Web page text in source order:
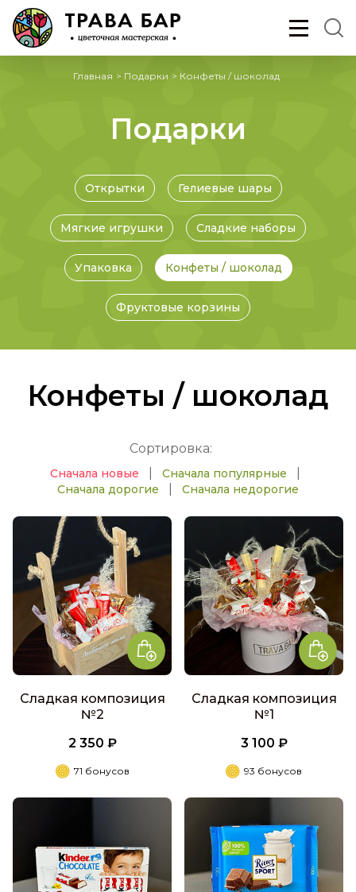
Главная > Подарки > Конфеты / шоколад
Подарки
Открытки Гелиевые шары
Мягкие игрушки Сладкие наборы
Упаковка Конфеты / шоколад
Фруктовые корзины
Конфеты / шоколад
Сортировка:
Сначала новые Сначала популярные
Сначала дорогие Сначала недорогие
Сладкая композиция
№2
2 350 ₽
71 бонусов
Сладкая композиция
№1
3 100 ₽
93 бонусов